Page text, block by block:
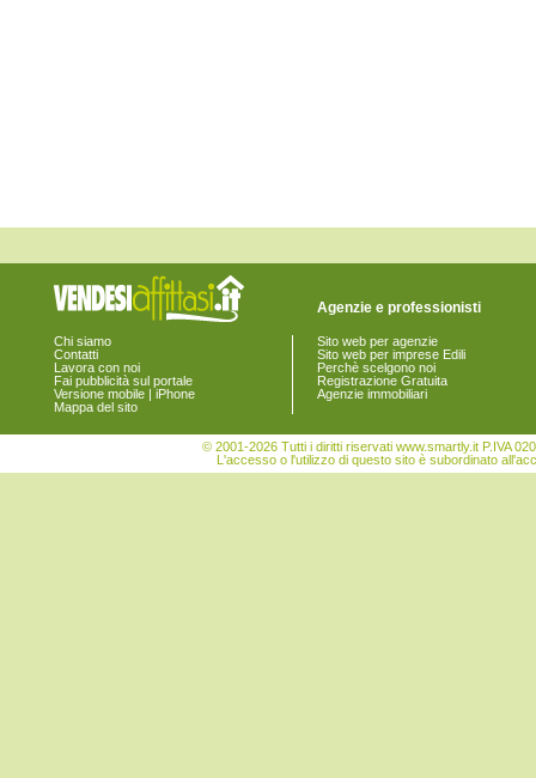
San Michele al Tagliamento
Santo Stino di Livenza
Teglio Veneto
Torre di Mosto
Venezia
Vigonovo
Chi siamo
Contatti
Lavora con noi
Fai pubblicità sul portale
Versione mobile | iPhone
Mappa del sito
Agenzie e professionisti
Sito web per agenzie
Sito web per imprese Edili
Perchè scelgono noi
Registrazione Gratuita
Agenzie immobiliari
© 2001-2026 Tutti i diritti riservati www.smartly.it P.IVA
L'accesso o l'utilizzo di questo sito è subordinato